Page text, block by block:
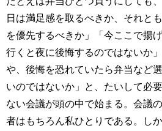
日は満足感を取るべきか、それと
を優先するべきか」「今ここで揚
行くと夜に後悔するのではないか
や、後悔を恐れていたら弁当など
いのではないか」と、たいして必
ない会議が頭の中で始まる。会議
者はもちろん私ひとりである。し